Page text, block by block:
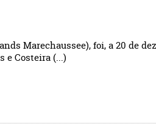
Marechaussee), foi, a 20 de
e Costeira (...)